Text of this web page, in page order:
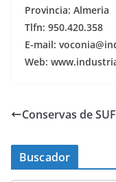
Provincia: Almeria
Tlfn: 950.420.358
E-mail:
Web:
Conservas de
Buscador